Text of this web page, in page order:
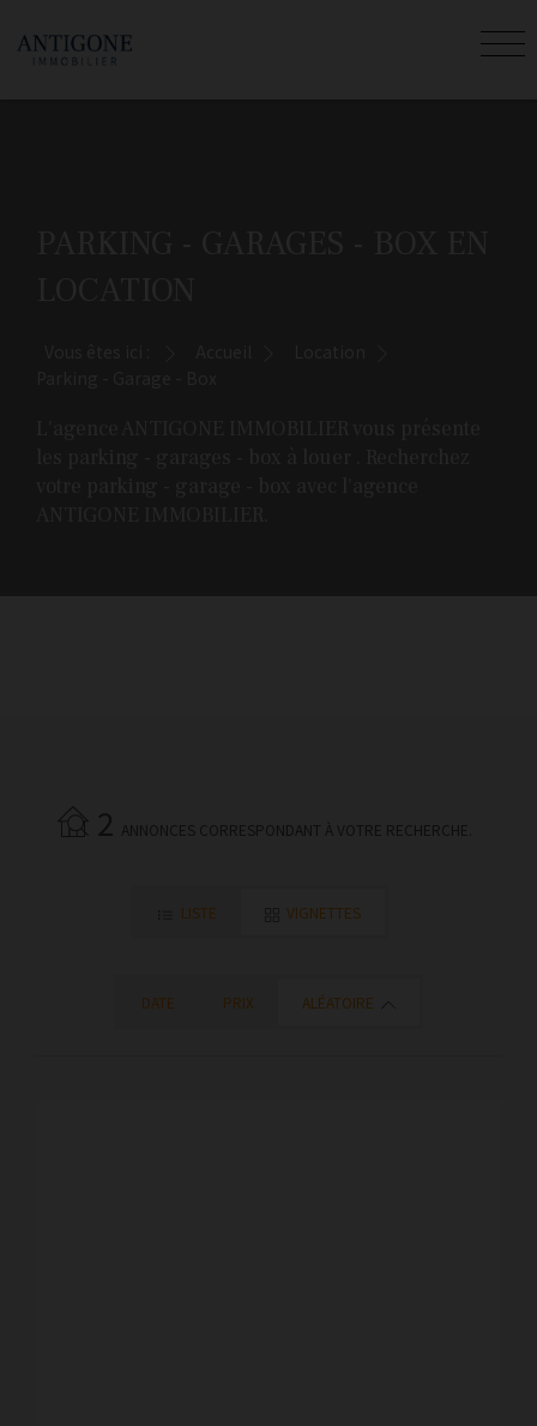
2 ANNONCES CORRESPONDANT À VOTRE RECHERCHE.
LISTE VIGNETTES
DATE PRIX ALÉATOIRE